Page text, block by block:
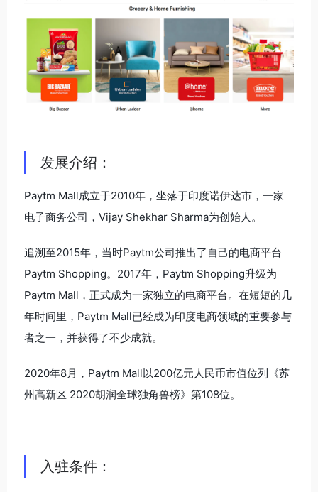
发展介绍：
Paytm Mall成立于2010年，坐落于印度诺伊达市，一家
电子商务公司，Vijay Shekhar Sharma为创始人。
追溯至2015年，当时Paytm公司推出了自己的电商平台
Paytm Shopping。2017年，Paytm Shopping升级为
Paytm Mall，正式成为一家独立的电商平台。在短短的几
年时间里，Paytm Mall已经成为印度电商领域的重要参与
者之一，并获得了不少成就。
2020年8月，Paytm Mall以200亿元人民币市值位列《苏
州高新区 2020胡润全球独角兽榜》第108位。
入驻条件：